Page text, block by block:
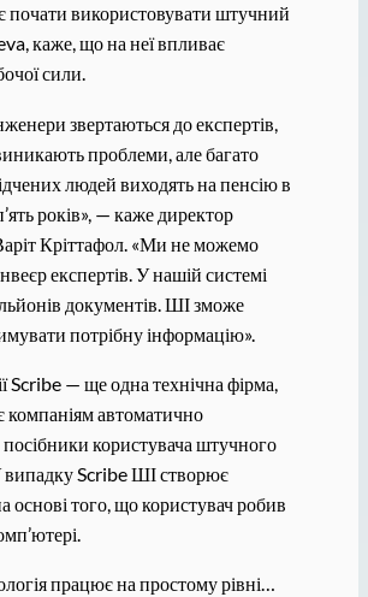
почати використовувати штучний
каже, що на неї впливає
сили.
звертаються до експертів,
проблеми, але багато
людей виходять на пенсію в
років», — каже директор
Кріттафол. «Ми не можемо
експертів. У нашій системі
документів. ШІ зможе
потрібну інформацію».
Scribe — ще одна технічна фірма,
компаніям автоматично
користувача штучного
випадку Scribe ШІ створює
основі того, що користувач робив
працює на простому рівні…